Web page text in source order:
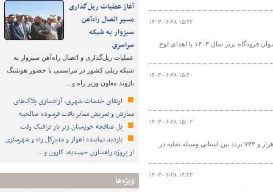
آغاز عملیات ریل‌گذاری
مسیر اتصال راه‌آهن
سبزوار به شبکه
سراسری
عملیات ریل‌گذاری و اتصال راه‌آهن سبزوار به
شبکه ریلی کشور در مراسمی با حضور هوشنگ
بازوند معاون وزیر راه و…
ارتقای خدمات شهری، آزادسازی پلاک‌های
معارض و تعریض معابر بافت فرسوده صالحیه
پل عنافچه خوزستان زیر بار ترافیک رفت
بازدید نماینده اهواز و مدیرکل راه و شهرسازی
از پروژه راهسازی حمیدیه، کارون و…
ویژه‌ها
۱۴۰۳-۰۶-۲۸ ۱۵:۴۲
مدیرعامل شرکت فرودگاه‌ها و ناوبری هوایی ایران از مدیرکل فرودگاه‌های استان یزد به عنوان فرودگاه برتر سال ۱۴۰۳ با اهدای لوح
۱۴۰۳-۰۶-۲۸ ۱۵:۳۰
۱۴۰۳-۰۶-۲۸ ۱۵:۰۲
مدیرکل راهداری و حمل‌ونقل جاده‌ای جنوب سیستان و بلوچستان از ثبت ۳ میلیون و ۷۲۹ هزار و ۷۴۳ تردد بین استانی وسیله نقلیه در
۱۴۰۳-۰۶-۲۸ ۱۴:۴۳